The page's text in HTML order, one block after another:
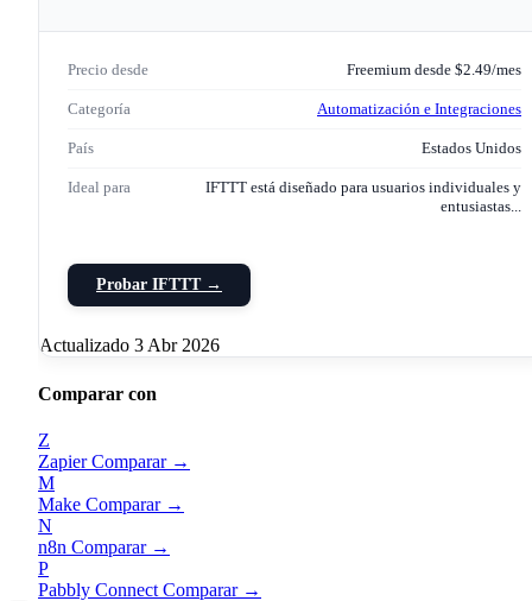
Precio desde Freemium desde $2.49/mes
Categoría Automatización e Integraciones
País Estados Unidos
Ideal para
IFTTT está diseñado para usuarios individuales y
entusiastas...
Probar IFTTT →
Actualizado 3 Abr 2026
Comparar con
Z
Zapier Comparar →
M
Make Comparar →
N
n8n Comparar →
P
Pabbly Connect Comparar →